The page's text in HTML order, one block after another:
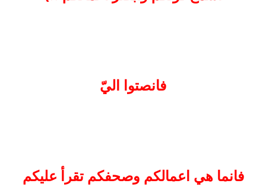
فانصتوا اليّ
فانما هي اعمالكم وصحفكم تقرأ عليكم